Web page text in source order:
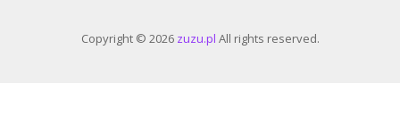
Copyright © 2026 zuzu.pl All rights reserved.